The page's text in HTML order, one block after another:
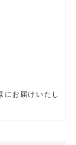
にお届けいたし